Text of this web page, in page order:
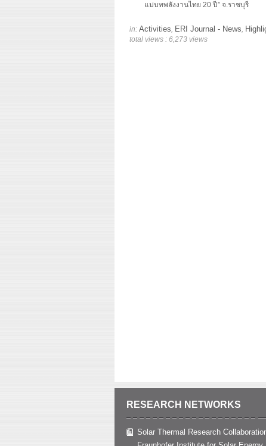
แม่บทพลังงานไทย 20 ปี” จ.ราชบุรี
in: Activities, ERI Journal - News,
total views : 6,273 views
RESEARCH NETWORKS
Solar Thermal Research